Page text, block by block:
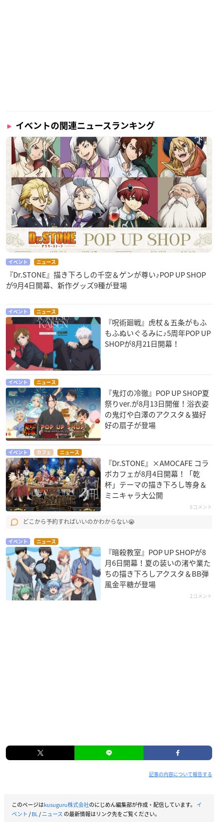
イベントの関連ニュースランキング
イベント ニュース
『Dr.STONE』描き下ろしの千空＆ゲンが尊い♪POP UP SHOP
が9月4日開幕、新作グッズ9種が登場
イベント ニュース
『呪術廻戦』虎杖＆五条がもふ
もふぬいぐるみに♪5周年POP UP
SHOPが8月21日開幕！
イベント ニュース
『鬼灯の冷徹』POP UP SHOP夏
祭りver.が8月13日開催！浴衣姿
の鬼灯や白澤のアクスタ＆猫好
好の扇子が登場
イベント カフェ ニュース
『Dr.STONE』×AMOCAFE コラ
ボカフェが8月4日開幕！「乾
杯」テーマの描き下ろし等身＆
ミニキャラ大公開
6コメント
どこから予約すればいいのかわからない😭
イベント ニュース
『暗殺教室』POP UP SHOPが8
月6日開幕！夏の装いの渚や業た
ちの描き下ろしアクスタ＆BB弾
風金平糖が登場
2コメント
記事の内容について報告する
このページはkusuguru株式会社のにじめん編集部が作成・配信しています。 イ
ベント /BL/ニュース の最新情報はリンク先をご覧ください。